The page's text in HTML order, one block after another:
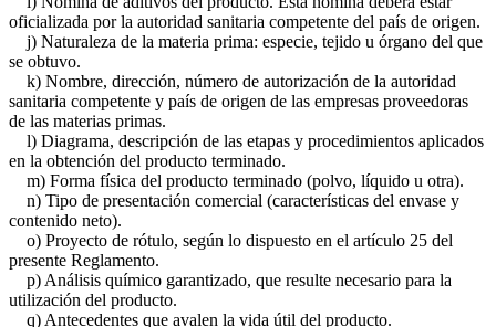
oficializada por la autoridad sanitaria competente del país de origen.
j) Naturaleza de la materia prima: especie, tejido u órgano del que
se obtuvo.
k) Nombre, dirección, número de autorización de la autoridad
sanitaria competente y país de origen de las empresas proveedoras
de las materias primas.
l) Diagrama, descripción de las etapas y procedimientos aplicados
en la obtención del producto terminado.
m) Forma física del producto terminado (polvo, líquido u otra).
n) Tipo de presentación comercial (características del envase y
contenido neto).
o) Proyecto de rótulo, según lo dispuesto en el artículo 25 del
presente Reglamento.
p) Análisis químico garantizado, que resulte necesario para la
utilización del producto.
q) Antecedentes que avalen la vida útil del producto.